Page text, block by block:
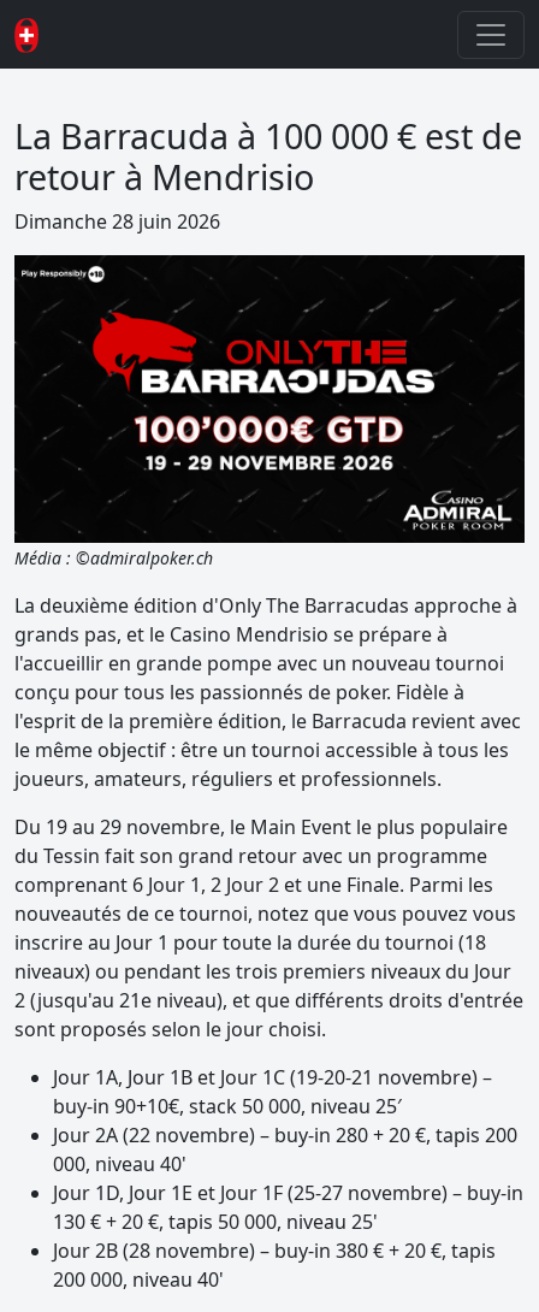
La Barracuda à 100 000 € est de
retour à Mendrisio
Dimanche 28 juin 2026
Média : ©admiralpoker.ch
La deuxième édition d'Only The Barracudas approche à
grands pas, et le Casino Mendrisio se prépare à
l'accueillir en grande pompe avec un nouveau tournoi
conçu pour tous les passionnés de poker. Fidèle à
l'esprit de la première édition, le Barracuda revient avec
le même objectif : être un tournoi accessible à tous les
joueurs, amateurs, réguliers et professionnels.
Du 19 au 29 novembre, le Main Event le plus populaire
du Tessin fait son grand retour avec un programme
comprenant 6 Jour 1, 2 Jour 2 et une Finale. Parmi les
nouveautés de ce tournoi, notez que vous pouvez vous
inscrire au Jour 1 pour toute la durée du tournoi (18
niveaux) ou pendant les trois premiers niveaux du Jour
2 (jusqu'au 21e niveau), et que différents droits d'entrée
sont proposés selon le jour choisi.
Jour 1A, Jour 1B et Jour 1C (19-20-21 novembre) –
buy-in 90+10€, stack 50 000, niveau 25′
Jour 2A (22 novembre) – buy-in 280 + 20 €, tapis 200
000, niveau 40'
Jour 1D, Jour 1E et Jour 1F (25-27 novembre) – buy-in
130 € + 20 €, tapis 50 000, niveau 25'
Jour 2B (28 novembre) – buy-in 380 € + 20 €, tapis
200 000, niveau 40'